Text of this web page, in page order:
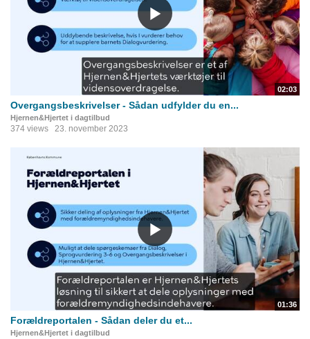
02:03
Overgangsbeskrivelser - Sådan udfylder du en...
Hjernen&Hjertet i dagtilbud
374 views 23. november 2023
01:36
Forældreportalen - Sådan deler du et...
Hjernen&Hjertet i dagtilbud